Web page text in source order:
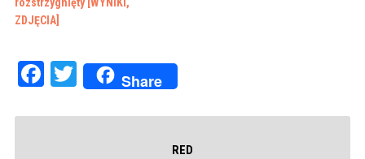
rozstrzygnięty [WYNIKI,
ZDJĘCIA]
Facebook
Twitter
Share
RED